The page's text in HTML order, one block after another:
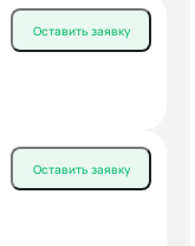
Оставить заявку
Оставить заявку